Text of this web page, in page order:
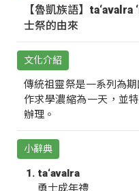
【魯凱族語】
士祭的由來
文化介紹
傳統祖靈祭是一系列為
作求學濃縮為一天，並
辦理。
小辭典
ta‘avalra
勇士成年禮